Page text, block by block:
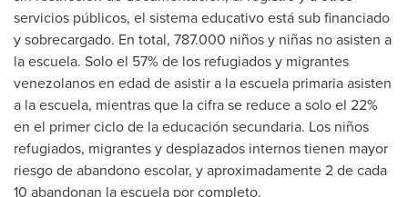
servicios públicos, el sistema educativo está sub financiado
y sobrecargado. En total, 787.000 niños y niñas no asisten a
la escuela. Solo el 57% de los refugiados y migrantes
venezolanos en edad de asistir a la escuela primaria asisten
a la escuela, mientras que la cifra se reduce a solo el 22%
en el primer ciclo de la educación secundaria. Los niños
refugiados, migrantes y desplazados internos tienen mayor
riesgo de abandono escolar, y aproximadamente 2 de cada
10 abandonan la escuela por completo.